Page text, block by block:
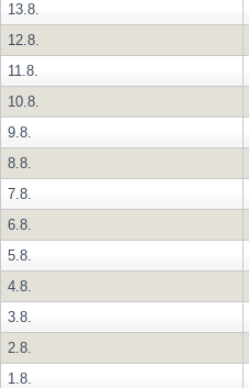
13.8.
12.8.
11.8.
10.8.
9.8.
8.8.
7.8.
6.8.
5.8.
4.8.
3.8.
2.8.
1.8.